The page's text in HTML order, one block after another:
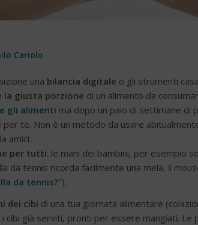
Cariolo
una bilancia digitale o gli strumenti
la giusta porzione di un alimento da
gli alimenti ma dopo un paio di settimane di
per te. Non è un metodo da usare
amici.
per tutti: le mani dei bambini, per esempio
da tennis ricorda facilmente una mela, il
da tennis?”).
dei cibi di una tua giornata alimentare
i cibi già serviti, pronti per essere mangiati.